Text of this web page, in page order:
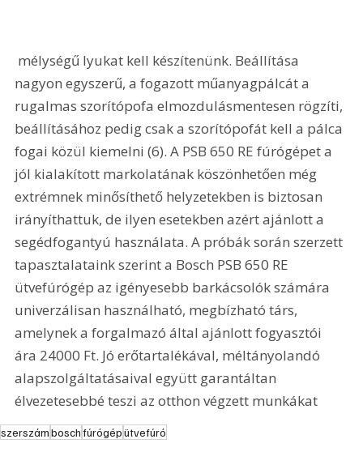
nagyon egyszerű, a fogazott műanyagpálcát a
rugalmas szorítópofa elmozdulásmentesen rögzíti,
beállításához pedig csak a szorítópofát kell a pálca
fogai közül kiemelni (6). A PSB 650 RE fúrógépet a
jól kialakított markolatának köszönhetően még
extrémnek minősíthető helyzetekben is biztosan
irányíthattuk, de ilyen esetekben azért ajánlott a
segédfogantyú használata. A próbák során szerzett
tapasztalataink szerint a Bosch PSB 650 RE
ütvefúrógép az igényesebb barkácsolók számára
univerzálisan használható, megbízható társ,
amelynek a forgalmazó által ajánlott fogyasztói
ára 24000 Ft. Jó erőtartalékával, méltányolandó
alapszolgáltatásaival együtt garantáltan
élvezetesebbé teszi az otthon végzett munkákat
szerszámboschfúrógépütvefúró